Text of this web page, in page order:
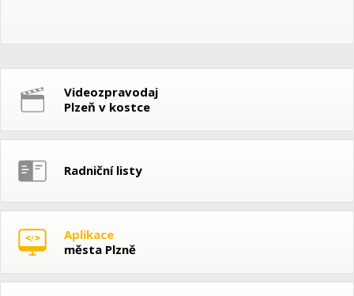
Videozpravodaj
Plzeň v kostce
Radniční listy
Aplikace
města Plzně